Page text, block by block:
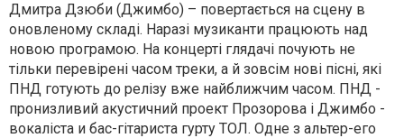
Дмитра Дзюби (Джимбо) – повертається на сцену в
оновленому складі. Наразі музиканти працюють над
новою програмою. На концерті глядачі почують не
тільки перевірені часом треки, а й зовсім нові пісні, які
ПНД готують до релізу вже найближчим часом. ПНД -
пронизливий акустичний проект Прозорова і Джимбо -
вокаліста и бас-гітариста гурту ТОЛ. Одне з альтер-его